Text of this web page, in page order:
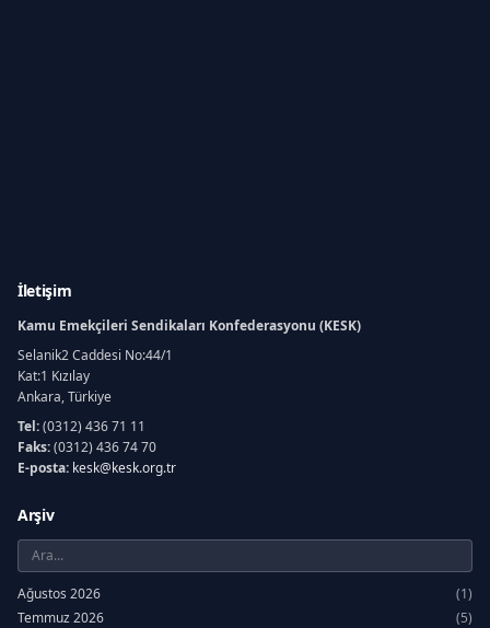
İletişim
Kamu Emekçileri Sendikaları Konfederasyonu (KESK)
Selanik2 Caddesi No:44/1
Kat:1 Kızılay
Ankara, Türkiye
Tel:(0312) 436 71 11
Faks:(0312) 436 74 70
E-posta: kesk@kesk.org.tr
Arşiv
Ağustos 2026
(1)
Temmuz 2026
(5)